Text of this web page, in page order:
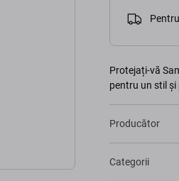
Protejați-vă
pentru un stil
Producător
Categorii